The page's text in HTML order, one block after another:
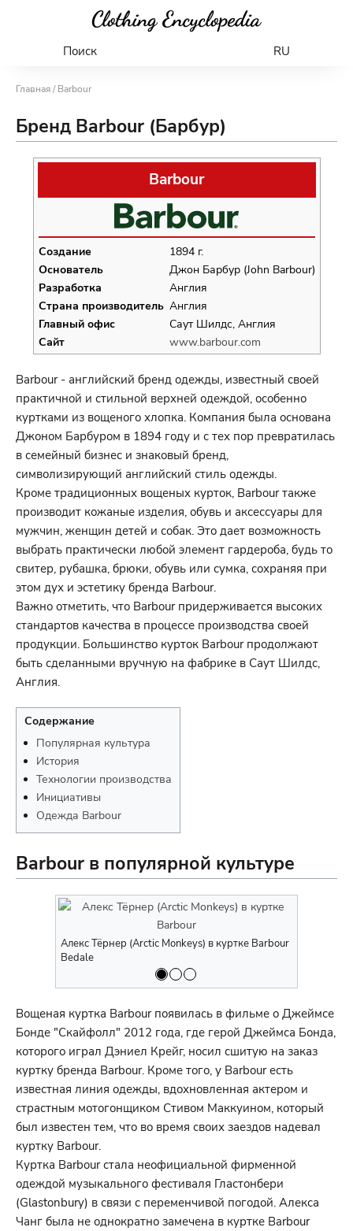
Поиск RU
Главная/ Barbour
Бренд Barbour (Барбур)
Barbour
Создание
1894 г.
Основатель
Джон Барбур (John Barbour)
Разработка
Англия
Страна производитель Англия
Главный офис
Саут Шилдс, Англия
Сайт
www.barbour.com
Barbour - английский бренд одежды, известный своей
практичной и стильной верхней одеждой, особенно
куртками из вощеного хлопка. Компания была основана
Джоном Барбуром в 1894 году и с тех пор превратилась
в семейный бизнес и знаковый бренд,
символизирующий английский стиль одежды.
Кроме традиционных вощеных курток, Barbour также
производит кожаные изделия, обувь и аксессуары для
мужчин, женщин детей и собак. Это дает возможность
выбрать практически любой элемент гардероба, будь то
свитер, рубашка, брюки, обувь или сумка, сохраняя при
этом дух и эстетику бренда Barbour.
Важно отметить, что Barbour придерживается высоких
стандартов качества в процессе производства своей
продукции. Большинство курток Barbour продолжают
быть сделанными вручную на фабрике в Саут Шилдс,
Англия.
Содержание
Популярная культура
История
Технологии производства
Инициативы
Одежда Barbour
Barbour в популярной культуре
Алекс Тёрнер (Arctic Monkeys) в куртке Barbour
Bedale
Вощеная куртка Barbour появилась в фильме о Джеймсе
Бонде "Скайфолл" 2012 года, где герой Джеймса Бонда,
которого играл Дэниел Крейг, носил сшитую на заказ
куртку бренда Barbour. Кроме того, у Barbour есть
известная линия одежды, вдохновленная актером и
страстным мотогонщиком Стивом Маккуином, который
был известен тем, что во время своих заездов надевал
куртку Barbour.
Куртка Barbour стала неофициальной фирменной
одеждой музыкального фестиваля Гластонбери
(Glastonbury) в связи с переменчивой погодой. Алекса
Чанг была не однократно замечена в куртке Barbour